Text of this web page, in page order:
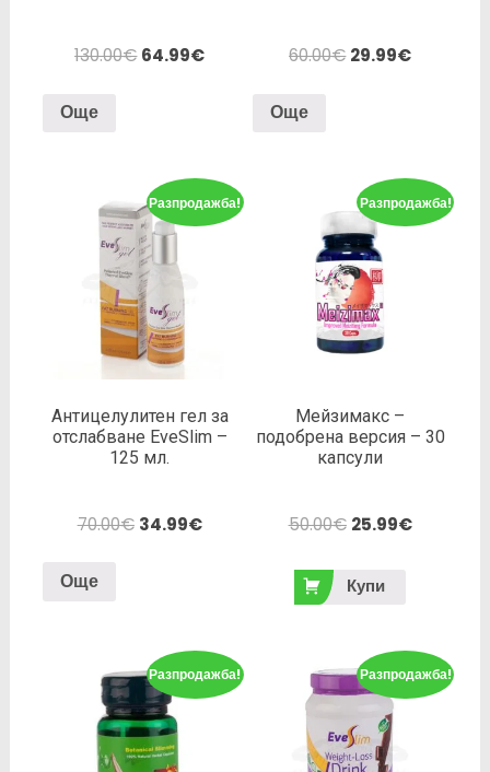
130.00€ 64.99€
Още
60.00€ 29.99€
Още
Разпродажба!
Антицелулитен гел за
отслабване EveSlim –
125 мл.
70.00€ 34.99€
Още
Разпродажба!
Мейзимакс –
подобрена версия – 30
капсули
50.00€ 25.99€
Купи
Разпродажба! Разпродажба!